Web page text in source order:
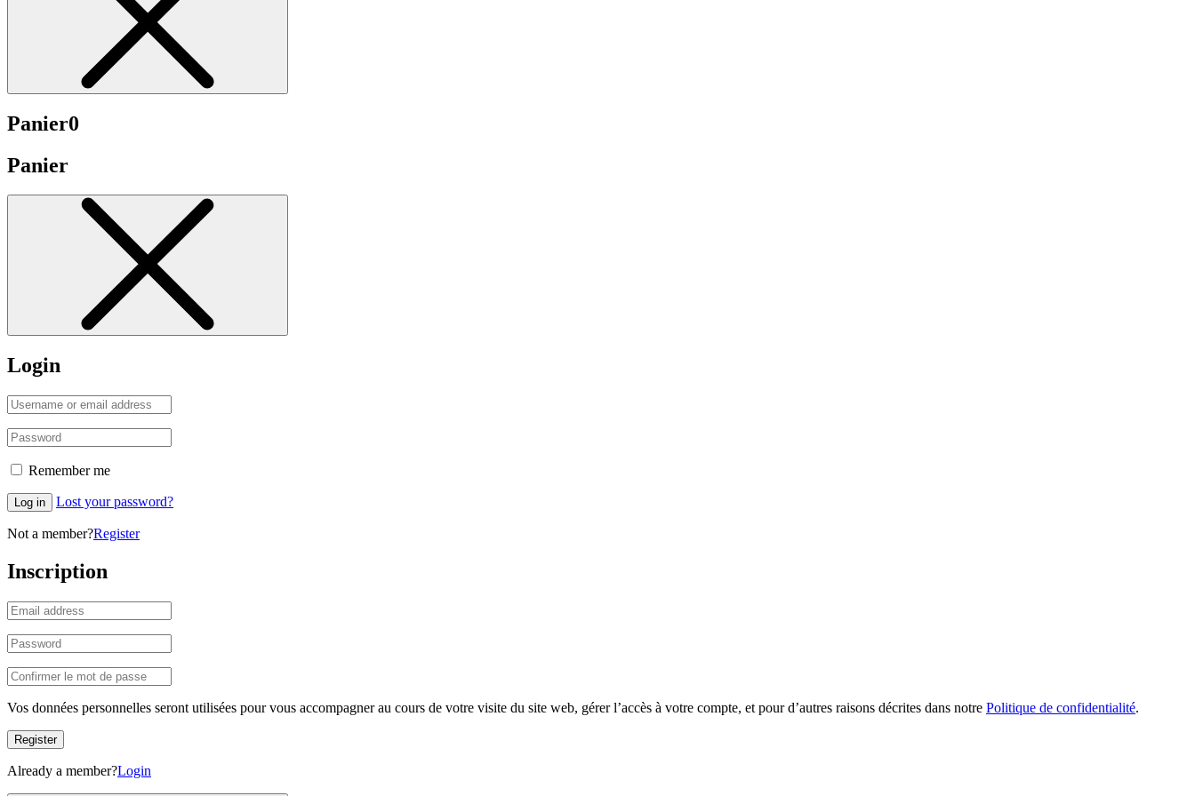
Panier0
Panier
Login
Remember me
Log in Lost your password?
Not a member?Register
Inscription
Vos données personnelles seront utilisées pour vous accompagner au cours de votre visite du site web, gérer l’accès à votre compte, et pour d’autres raisons décrites dans notre Politique de confidentialité.
Register
Already a member?Login